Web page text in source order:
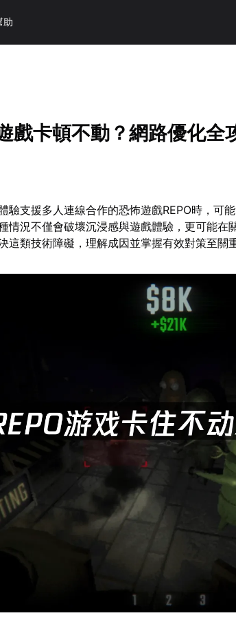
助
戲卡頓不動？網路優化全
驗支援多人連線合作的恐怖遊戲REPO時，可
情況不僅會破壞沉浸感與遊戲體驗，更可能在
這類技術障礙，理解成因並掌握有效對策至關重